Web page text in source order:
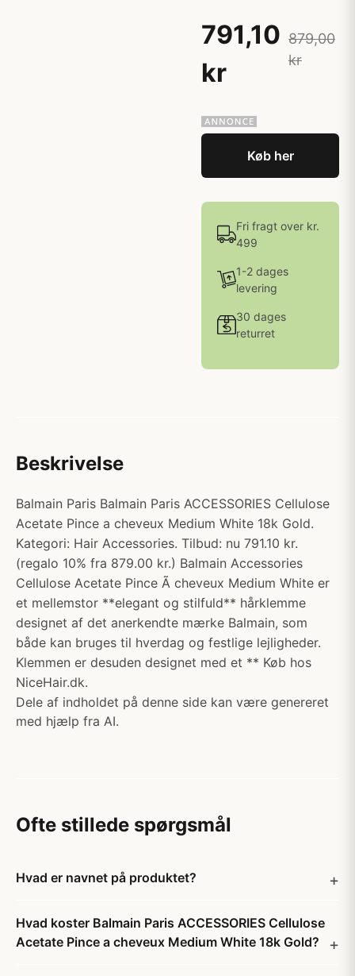
791,10
kr
879,00
kr
Køb her
Fri fragt over kr.
499
1-2 dages
levering
30 dages
returret
Beskrivelse
Balmain Paris Balmain Paris ACCESSORIES Cellulose
Acetate Pince a cheveux Medium White 18k Gold.
Kategori: Hair Accessories. Tilbud: nu 791.10 kr.
(regalo 10% fra 879.00 kr.) Balmain Accessories
Cellulose Acetate Pince Ã cheveux Medium White er
et mellemstor **elegant og stilfuld** hårklemme
designet af det anerkendte mærke Balmain, som
både kan bruges til hverdag og festlige lejligheder.
Klemmen er desuden designet med et ** Køb hos
NiceHair.dk.
Dele af indholdet på denne side kan være genereret
med hjælp fra AI.
Ofte stillede spørgsmål
Hvad er navnet på produktet?
Hvad koster Balmain Paris ACCESSORIES Cellulose
Acetate Pince a cheveux Medium White 18k Gold?